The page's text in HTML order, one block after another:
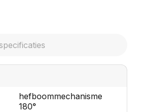
hefboommechanisme
180°